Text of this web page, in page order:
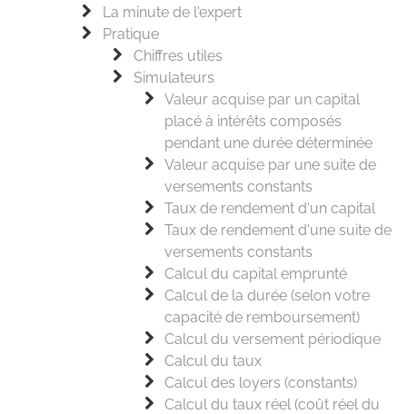
La minute de l'expert
Pratique
Chiffres utiles
Simulateurs
Valeur acquise par un capital
placé à intérêts composés
pendant une durée déterminée
Valeur acquise par une suite de
versements constants
Taux de rendement d'un capital
Taux de rendement d'une suite de
versements constants
Calcul du capital emprunté
Calcul de la durée (selon votre
capacité de remboursement)
Calcul du versement périodique
Calcul du taux
Calcul des loyers (constants)
Calcul du taux réel (coût réel du